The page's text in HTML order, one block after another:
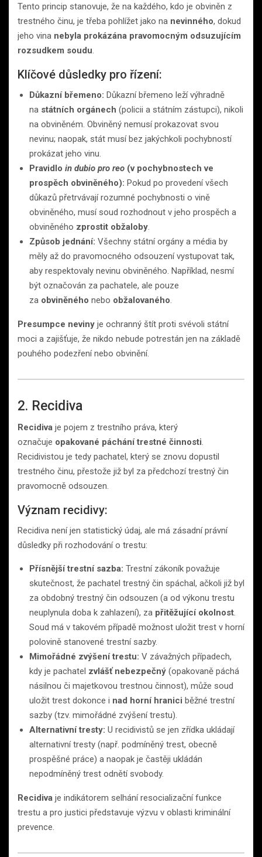
Tento princip stanovuje, že na každého, kdo je obviněn z
trestného činu, je třeba pohlížet jako na nevinného, dokud
jeho vina nebyla prokázána pravomocným odsuzujícím
rozsudkem soudu.
Klíčové důsledky pro řízení:
Důkazní břemeno: Důkazní břemeno leží výhradně
na státních orgánech (policii a státním zástupci), nikoli
na obviněném. Obviněný nemusí prokazovat svou
nevinu; naopak, stát musí bez jakýchkoli pochybností
prokázat jeho vinu.
Pravidlo in dubio pro reo (v pochybnostech ve
prospěch obviněného): Pokud po provedení všech
důkazů přetrvávají rozumné pochybnosti o vině
obviněného, musí soud rozhodnout v jeho prospěch a
obviněného zprostit obžaloby.
Způsob jednání: Všechny státní orgány a média by
měly až do pravomocného odsouzení vystupovat tak,
aby respektovaly nevinu obviněného. Například, nesmí
být označován za pachatele, ale pouze
za obviněného nebo obžalovaného.
Presumpce neviny je ochranný štít proti svévoli státní
moci a zajišťuje, že nikdo nebude potrestán jen na základě
pouhého podezření nebo obvinění.
2. Recidiva
Recidiva je pojem z trestního práva, který
označuje opakované páchání trestné činnosti.
Recidivistou je tedy pachatel, který se znovu dopustil
trestného činu, přestože již byl za předchozí trestný čin
pravomocně odsouzen.
Význam recidivy:
Recidiva není jen statistický údaj, ale má zásadní právní
důsledky při rozhodování o trestu:
Přísnější trestní sazba: Trestní zákoník považuje
skutečnost, že pachatel trestný čin spáchal, ačkoli již byl
za obdobný trestný čin odsouzen (a od výkonu trestu
neuplynula doba k zahlazení), za přitěžující okolnost.
Soud má v takovém případě možnost uložit trest v horní
polovině stanovené trestní sazby.
Mimořádné zvýšení trestu: V závažných případech,
kdy je pachatel zvlášť nebezpečný (opakovaně páchá
násilnou či majetkovou trestnou činnost), může soud
uložit trest dokonce i nad horní hranici běžné trestní
sazby (tzv. mimořádné zvýšení trestu).
Alternativní tresty: U recidivistů se jen zřídka ukládají
alternativní tresty (např. podmíněný trest, obecně
prospěšné práce) a naopak je častěji ukládán
nepodmíněný trest odnětí svobody.
Recidiva je indikátorem selhání resocializační funkce
trestu a pro justici představuje výzvu v oblasti kriminální
prevence.